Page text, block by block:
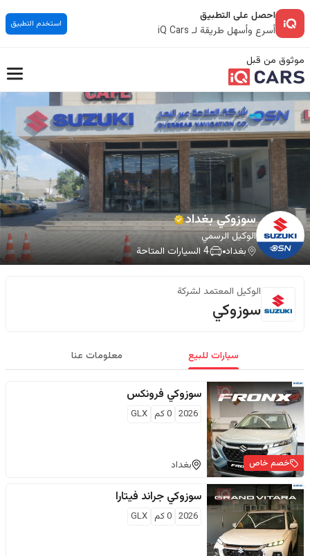
احصل على التطبيق
أسرع وأسهل طريقة لـ iQ Cars
استخدم التطبيق
موثوق من قبل
سوزوكي بغداد
الوكيل الرسمي
بغداد
4 السيارات المتاحة
الوكيل المعتمد لشركة
سوزوكي
سيارات للبيع معلومات عنا
خصم خاص
سوزوكي فرونكس
2026
0كم GLX
بغداد
سوزوكي جراند فيتارا
2026
0كم GLX